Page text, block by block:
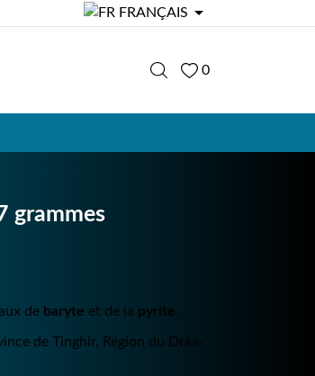
FRANÇAIS 
0
grammes
de baryte et de la pyrite.
de Tinghir, Région du Drâa-